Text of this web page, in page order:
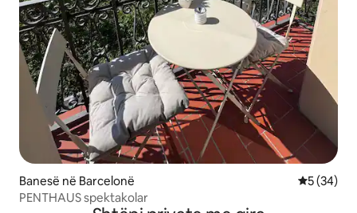
Banesë në Barcelonë Vlerësimi
5 (34)
PENTHAUS spektakolar